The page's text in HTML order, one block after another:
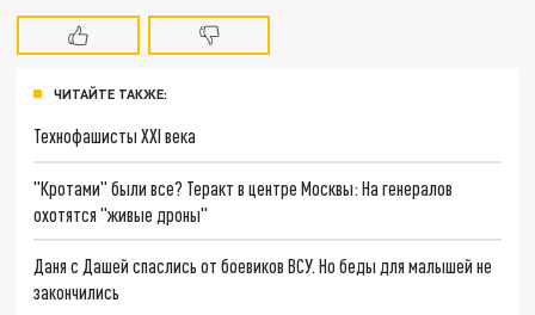
ЧИТАЙТЕ ТАКЖЕ:
Технофашисты XXI века
"Кротами" были все? Теракт в центре Москвы: На генералов
охотятся "живые дроны"
Даня с Дашей спаслись от боевиков ВСУ. Но беды для малышей не
закончились